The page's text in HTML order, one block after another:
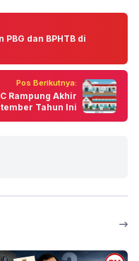
PBG dan BPHTB di
Pos Berikutnya:
Rampung Akhir
Tahun Ini